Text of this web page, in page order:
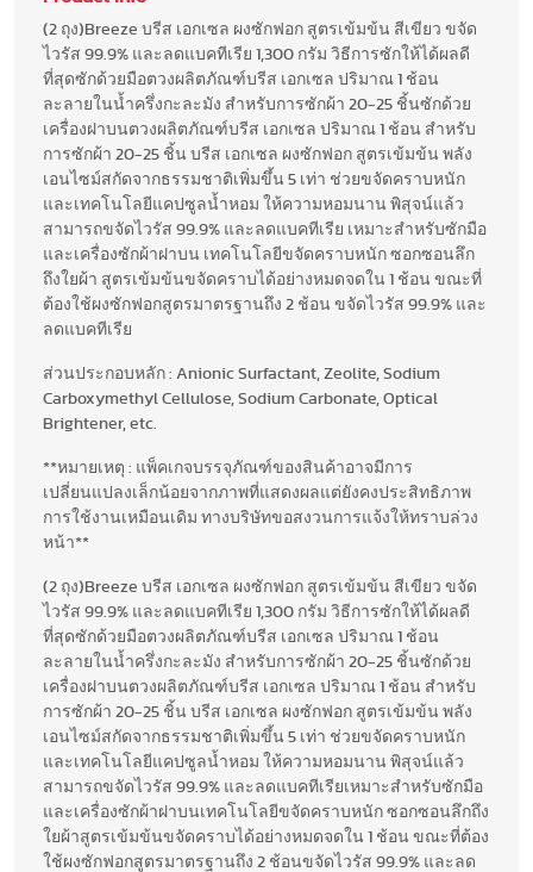
(2 ถุง)Breeze บรีส เอกเซล ผงซักฟอก สูตรเข้มข้น สีเขียว ขจัด
ไวรัส 99.9% และลดแบคทีเรีย 1,300 กรัม วิธีการซักให้ได้ผลดี
ที่สุดซักด้วยมือตวงผลิตภัณฑ์บรีส เอกเซล ปริมาณ 1 ช้อน
ละลายในน้ำครึ่งกะละมัง สำหรับการซักผ้า 20-25 ชิ้นซักด้วย
เครื่องฝาบนตวงผลิตภัณฑ์บรีส เอกเซล ปริมาณ 1 ช้อน สำหรับ
การซักผ้า 20-25 ชิ้น บรีส เอกเซล ผงซักฟอก สูตรเข้มข้น พลัง
เอนไซม์สกัดจากธรรมชาติเพิ่มขึ้น 5 เท่า ช่วยขจัดคราบหนัก
และเทคโนโลยีแคปซูลน้ำหอม ให้ความหอมนาน พิสุจน์แล้ว
สามารถขจัดไวรัส 99.9% และลดแบคทีเรีย เหมาะสำหรับซักมือ
และเครื่องซักผ้าฝาบน เทคโนโลยีขจัดคราบหนัก ซอกซอนลึก
ถึงใยผ้า สูตรเข้มข้นขจัดคราบได้อย่างหมดจดใน 1 ช้อน ขณะที่
ต้องใช้ผงซักฟอกสูตรมาตรฐานถึง 2 ช้อน ขจัดไวรัส 99.9% และ
ลดแบคทีเรีย
ส่วนประกอบหลัก : Anionic Surfactant, Zeolite, Sodium
Carboxymethyl Cellulose, Sodium Carbonate, Optical
Brightener, etc.
**หมายเหตุ : แพ็คเกจบรรจุภัณฑ์ของสินค้าอาจมีการ
เปลี่ยนแปลงเล็กน้อยจากภาพที่แสดงผลแต่ยังคงประสิทธิภาพ
การใช้งานเหมือนเดิม ทางบริษัทขอสงวนการแจ้งให้ทราบล่วง
หน้า**
(2 ถุง)Breeze บรีส เอกเซล ผงซักฟอก สูตรเข้มข้น สีเขียว ขจัด
ไวรัส 99.9% และลดแบคทีเรีย 1,300 กรัม วิธีการซักให้ได้ผลดี
ที่สุดซักด้วยมือตวงผลิตภัณฑ์บรีส เอกเซล ปริมาณ 1 ช้อน
ละลายในน้ำครึ่งกะละมัง สำหรับการซักผ้า 20-25 ชิ้นซักด้วย
เครื่องฝาบนตวงผลิตภัณฑ์บรีส เอกเซล ปริมาณ 1 ช้อน สำหรับ
การซักผ้า 20-25 ชิ้น บรีส เอกเซล ผงซักฟอก สูตรเข้มข้น พลัง
เอนไซม์สกัดจากธรรมชาติเพิ่มขึ้น 5 เท่า ช่วยขจัดคราบหนัก
และเทคโนโลยีแคปซูลน้ำหอม ให้ความหอมนาน พิสุจน์แล้ว
สามารถขจัดไวรัส 99.9% และลดแบคทีเรียเหมาะสำหรับซักมือ
และเครื่องซักผ้าฝาบนเทคโนโลยีขจัดคราบหนัก ซอกซอนลึกถึง
ใยผ้าสูตรเข้มข้นขจัดคราบได้อย่างหมดจดใน 1 ช้อน ขณะที่ต้อง
ใช้ผงซักฟอกสูตรมาตรฐานถึง 2 ช้อนขจัดไวรัส 99.9% และลด